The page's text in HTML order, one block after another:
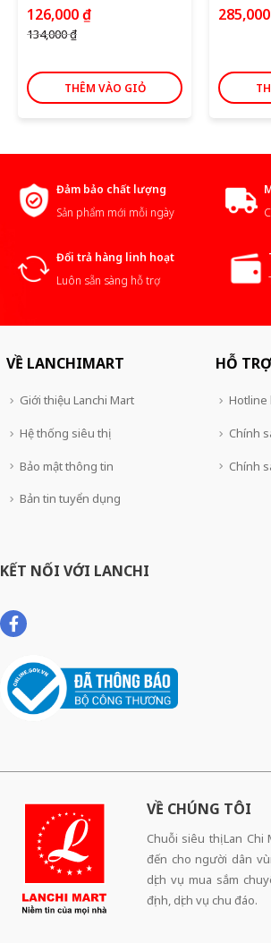
134,000₫
Giá
gốc
là:
126,000₫Giá
126,000 ₫.
THÊM VÀO GIỎ
285,000
Đảm bảo chất lượng
Sản phẩm mới mỗi ngày
Đổi trả hàng linh hoạt
Luôn sẵn sàng hỗ trợ
VỀ LANCHIMART
Giới thiệu Lanchi Mart
Hệ thống siêu thị
Bảo mật thông tin
Bản tin tuyển dụng
HỖ
Hotline
Chính
Chính
KẾT NỐI VỚI LANCHI
VỀ CHÚNG TÔI
Chuỗi siêu thị Lan
đến cho người dân
dịch vụ mua sắm
định, dịch vụ chu đáo.